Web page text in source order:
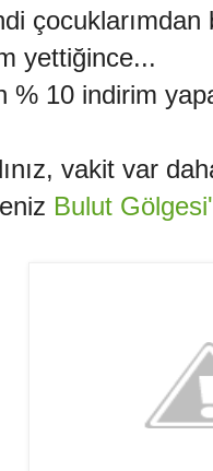
yettiğince...
% 10 indirim
vakit var
Bulut